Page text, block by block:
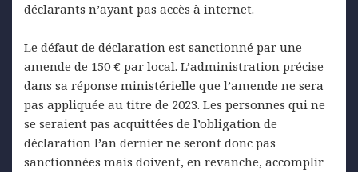
déclarants n’ayant pas accès à internet.
Le défaut de déclaration est sanctionné par une
amende de 150 € par local. L’administration précise
dans sa réponse ministérielle que l’amende ne sera
pas appliquée au titre de 2023. Les personnes qui ne
se seraient pas acquittées de l’obligation de
déclaration l’an dernier ne seront donc pas
sanctionnées mais doivent, en revanche, accomplir